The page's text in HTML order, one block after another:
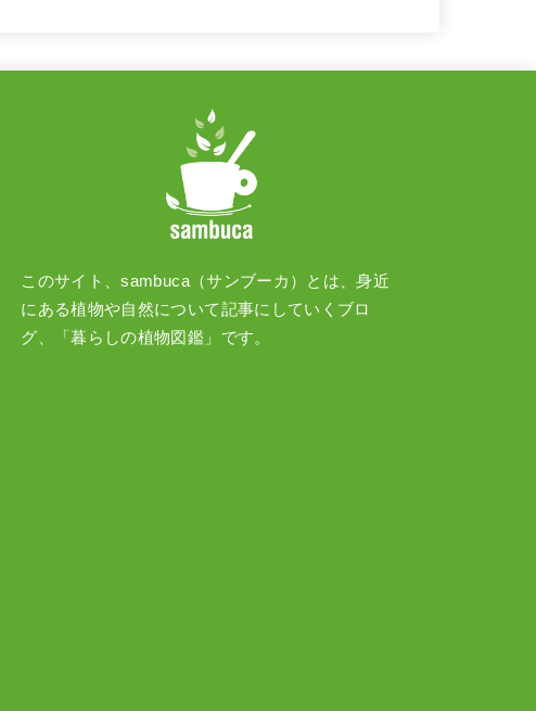
このサイト、sambuca（サンブーカ）とは、身近
にある植物や自然について記事にしていくブロ
グ、「暮らしの植物図鑑」です。